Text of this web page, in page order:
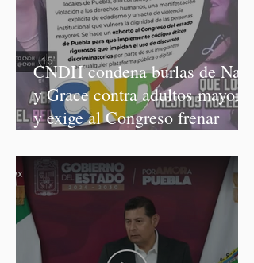
CNDH condena burlas de Nay
y Grace contra adultos mayores
y exige al Congreso frenar